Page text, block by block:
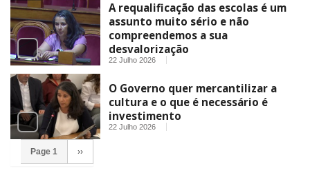
A requalificação das escolas é um
assunto muito sério e não
compreendemos a sua
desvalorização
22 Julho 2026
O Governo quer mercantilizar a
cultura e o que é necessário é
investimento
22 Julho 2026
Page 1 ››